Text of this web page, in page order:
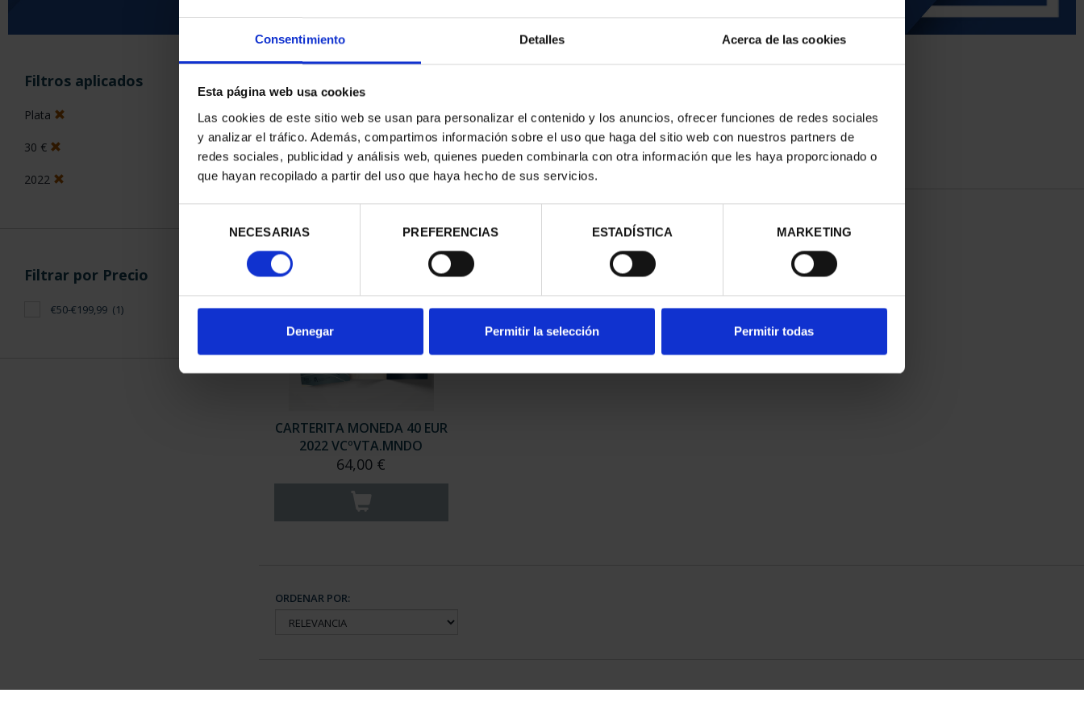
Consentimiento Detalles Acerca de las cookies
Esta página web usa cookies
Las cookies de este sitio web se usan para personalizar el contenido y los anuncios, ofrecer funciones de redes sociales
y analizar el tráfico. Además, compartimos información sobre el uso que haga del sitio web con nuestros partners de
redes sociales, publicidad y análisis web, quienes pueden combinarla con otra información que les haya proporcionado o
que hayan recopilado a partir del uso que haya hecho de sus servicios.
consentimiento
NECESARIAS PREFERENCIAS ESTADÍSTICA MARKETING
Denegar Permitir la selección Permitir todas
Filtros aplicados
Plata
30 €
2022
Filtrar por Precio
€50-€199,99 (1)
Has buscado "pard"
ORDENAR POR:
CARTERITA MONEDA 40 EUR
2022 VCºVTA.MNDO
64,00 €
ORDENAR POR: